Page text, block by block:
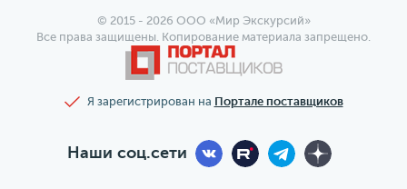
© 2015 - 2026 ООО «Мир Экскурсий»
Все права защищены. Копирование материала запрещено.
Я зарегистрирован на Портале поставщиков
Наши соц.сети